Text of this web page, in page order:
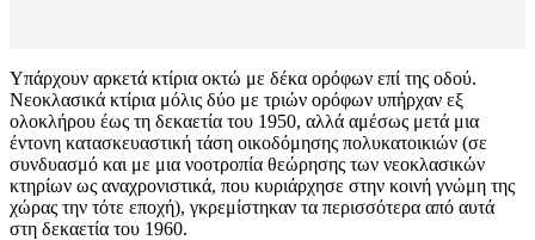
Υπάρχουν αρκετά κτίρια οκτώ με δέκα ορόφων επί της οδού.
Νεοκλασικά κτίρια μόλις δύο με τριών ορόφων υπήρχαν εξ
ολοκλήρου έως τη δεκαετία του 1950, αλλά αμέσως μετά μια
έντονη κατασκευαστική τάση οικοδόμησης πολυκατοικιών (σε
συνδυασμό και με μια νοοτροπία θεώρησης των νεοκλασικών
κτηρίων ως αναχρονιστικά, που κυριάρχησε στην κοινή γνώμη της
χώρας την τότε εποχή), γκρεμίστηκαν τα περισσότερα από αυτά
στη δεκαετία του 1960.